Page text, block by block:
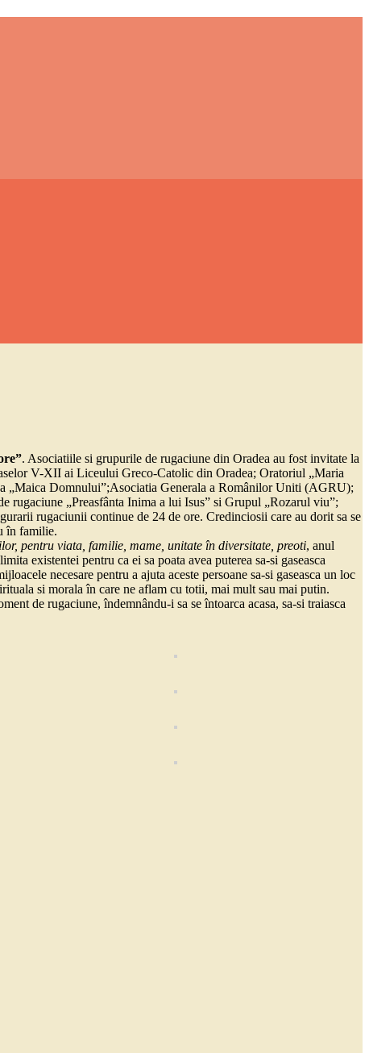
. Asociatiile si grupurile de rugaciune din Oradea au fost invitate la
V-XII ai Liceului Greco-Catolic din Oradea; Oratoriul „Maria
„Maica Domnului”;Asociatia Generala a Românilor Uniti (AGRU);
„Preasfânta Inima a lui Isus” si Grupul „Rozarul viu”;
rugaciunii continue de 24 de ore. Credinciosii care au dorit sa se
în familie.
pentru viata, familie, mame, unitate în diversitate, preoti, anul
existentei pentru ca ei sa poata avea puterea sa-si gaseasca
necesare pentru a ajuta aceste persoane sa-si gaseasca un loc
si morala în care ne aflam cu totii, mai mult sau mai putin.
de rugaciune, îndemnându-i sa se întoarca acasa, sa-si traiasca